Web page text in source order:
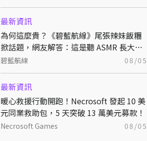
最新資訊
為何這麼貴？《碧藍航線》尾張辣妹飯糰
掀話題，網友解答：這是聽 ASMR 長大的
特別稻米
碧藍航線 08/05
最新資訊
暖心救援行動開跑！Necrosoft 發起 10 美
元同業救助包，5 天突破 13 萬美元募款！
Necrosoft Games 08/05